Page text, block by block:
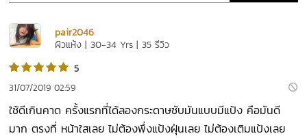
pair2046
ผิวแห้ง | 30-34 Yrs | 35 รีวิว
5
31/07/2019 02:59
ใช้ดีเกินคาด ครั้งแรกที่ได้ลองกระดาษซับมันแบบมีแป้ง คือมันดี
มาก ตรงที่ หน้าใสเลย ไม่ต้องพึ่งแป้งฝุ่นเลย ไม่ต้องเติมแป้งเลย